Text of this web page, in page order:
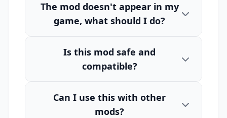
The mod doesn't appear in my
game, what should I do?
Is this mod safe and
compatible?
Can I use this with other
mods?